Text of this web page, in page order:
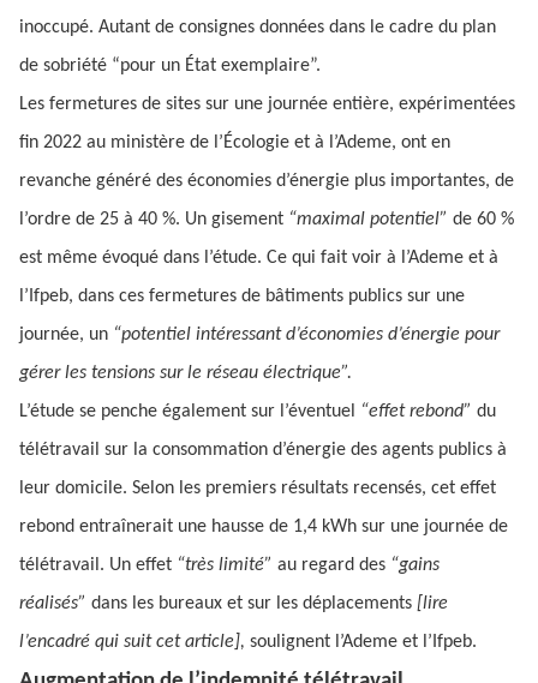
inoccupé. Autant de consignes données dans le cadre du plan
de sobriété “pour un État exemplaire”.
Les fermetures de sites sur une journée entière, expérimentées
fin 2022 au ministère de l’Écologie et à l’Ademe, ont en
revanche généré des économies d’énergie plus importantes, de
l’ordre de 25 à 40 %. Un gisement “maximal potentiel” de 60 %
est même évoqué dans l’étude. Ce qui fait voir à l’Ademe et à
l’Ifpeb, dans ces fermetures de bâtiments publics sur une
journée, un “potentiel intéressant d’économies d’énergie pour
gérer les tensions sur le réseau électrique”.
L’étude se penche également sur l’éventuel
“effet rebond” du
télétravail sur la consommation d’énergie des agents publics à
leur domicile. Selon les premiers résultats recensés, cet effet
rebond entraînerait une hausse de 1,4 kWh sur une journée de
télétravail. Un effet “très limité” au regard des “gains
réalisés” dans les bureaux et sur les déplacements [lire
l’encadré qui suit cet article], soulignent l’Ademe et l’Ifpeb.